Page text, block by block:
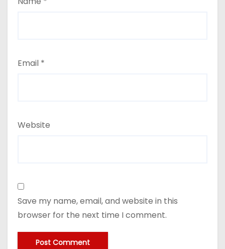
Save my name, email, and website in this
browser for the next time I comment.